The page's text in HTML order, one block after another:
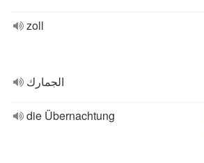
zoll
الجمارك
die Übernachtung